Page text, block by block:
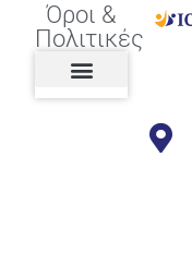
Όροι &
Πολιτικές